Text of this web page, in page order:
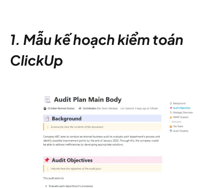
1. Mẫu kế hoạch kiểm toán
ClickUp